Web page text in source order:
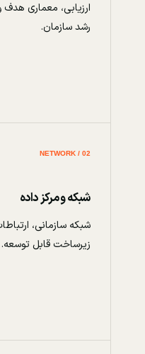
ارزیابی، معماری هدف
رشد سازمان.
02 / NETWORK
شبکه و مرکز داده
شبکه سازمانی،
زیرساخت قابل توسعه.